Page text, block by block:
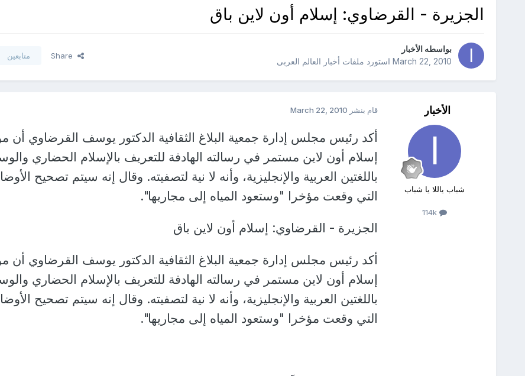
الجزيرة - القرضاوي: إسلام أون لاين باق
بواسطه الأخبار
March 22, 2010استورد ملفات أخبار العالم العربى
Share متابعين
الأخبار
شباب ياللا يا شباب
114k
قام بنشر March 22, 2010
أكد رئيس مجلس إدارة جمعية البلاغ الثقافية الدكتور يوسف القرضاوي أن
إسلام أون لاين مستمر في رسالته الهادفة للتعريف بالإسلام الحضاري
باللغتين العربية والإنجليزية، وأنه لا نية لتصفيته. وقال إنه سيتم تصحيح
التي وقعت مؤخرا "وستعود المياه إلى مجاريها".
الجزيرة - القرضاوي: إسلام أون لاين باق
أكد رئيس مجلس إدارة جمعية البلاغ الثقافية الدكتور يوسف القرضاوي أن
إسلام أون لاين مستمر في رسالته الهادفة للتعريف بالإسلام الحضاري
باللغتين العربية والإنجليزية، وأنه لا نية لتصفيته. وقال إنه سيتم تصحيح
التي وقعت مؤخرا "وستعود المياه إلى مجاريها".